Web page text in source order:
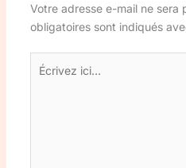
Votre adresse e-mail ne sera
obligatoires sont indiqués
Écrivez
ici…